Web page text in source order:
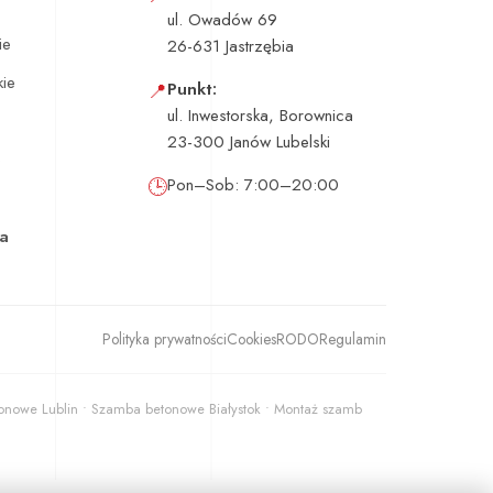
ul. Owadów 69
26-631 Jastrzębia
📍Punkt:
ul. Inwestorska, Borownica
23-300 Janów Lubelski
🕒Pon–Sob: 7:00–20:00
Polityka prywatnościCookiesRODORegulamin
Lublin • Szamba betonowe Białystok • Montaż szamb